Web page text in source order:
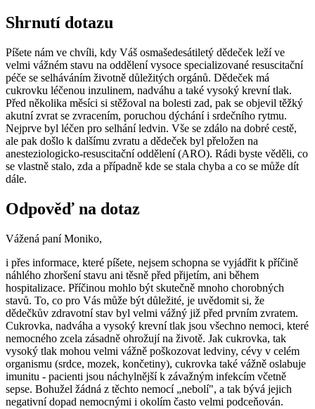
Shrnutí dotazu
Píšete nám ve chvíli, kdy Váš osmašedesátiletý dědeček leží ve
velmi vážném stavu na oddělení vysoce specializované resuscitační
péče se selháváním životně důležitých orgánů. Dědeček má
cukrovku léčenou inzulinem, nadváhu a také vysoký krevní tlak.
Před několika měsíci si stěžoval na bolesti zad, pak se objevil těžký
akutní zvrat se zvracením, poruchou dýchání i srdečního rytmu.
Nejprve byl léčen pro selhání ledvin. Vše se zdálo na dobré cestě,
ale pak došlo k dalšímu zvratu a dědeček byl přeložen na
anesteziologicko-resuscitační oddělení (ARO). Rádi byste věděli, co
se vlastně stalo, zda a případně kde se stala chyba a co se může dít
dále.
Odpověď na dotaz
Vážená paní Moniko,
i přes informace, které píšete, nejsem schopna se vyjádřit k příčině
náhlého zhoršení stavu ani těsně před přijetím, ani během
hospitalizace. Příčinou mohlo být skutečně mnoho chorobných
stavů. To, co pro Vás může být důležité, je uvědomit si, že
dědečkův zdravotní stav byl velmi vážný již před prvním zvratem.
Cukrovka, nadváha a vysoký krevní tlak jsou všechno nemoci, které
nemocného zcela zásadně ohrožují na životě. Jak cukrovka, tak
vysoký tlak mohou velmi vážně poškozovat ledviny, cévy v celém
organismu (srdce, mozek, končetiny), cukrovka také vážně oslabuje
imunitu - pacienti jsou náchylnější k závažným infekcím včetně
sepse. Bohužel žádná z těchto nemocí „nebolí", a tak bývá jejich
negativní dopad nemocnými i okolím často velmi podceňován.